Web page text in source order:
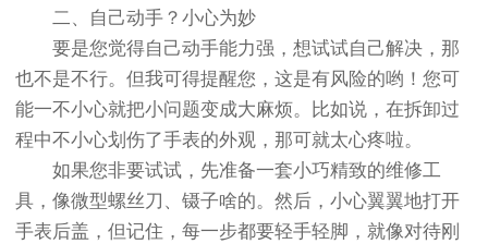
二、自己动手？小心为妙
要是您觉得自己动手能力强，想试试自己解决，那
也不是不行。但我可得提醒您，这是有风险的哟！您可
能一不小心就把小问题变成大麻烦。比如说，在拆卸过
程中不小心划伤了手表的外观，那可就太心疼啦。
如果您非要试试，先准备一套小巧精致的维修工
具，像微型螺丝刀、镊子啥的。然后，小心翼翼地打开
手表后盖，但记住，每一步都要轻手轻脚，就像对待刚